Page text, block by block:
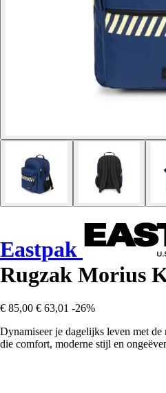
Eastpak
Rugzak Morius
€ 85,00 € 63,01 -26%
Dynamiseer je dagelijks leven met
die comfort, moderne stijl en